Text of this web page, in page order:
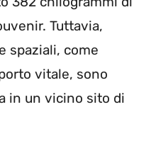
Tuttavia,
spaziali, come
vitale, sono
in un vicino sito di